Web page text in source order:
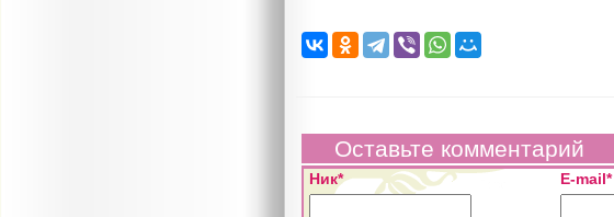
Оставьте комментарий
Ник* E-mail*